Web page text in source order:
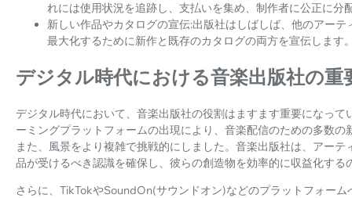
れには使用状況を追跡し、支払いを集め、制作者に公正に分
新しい作品やカタログの宣伝:出版社はしばしば、他のアー
最大化するために新作と既存のカタログの両方を宣伝します
デジタル時代における音楽出版社の重
デジタル時代において、音楽出版社の役割はますます重要になっ
ーミングプラットフォームの出現により、音楽配信のための多数
また、風景をより複雑で挑戦的にしました。音楽出版社は、アー
品が受けるべき認識を確保し、彼らの創造物を効率的に収益化する
さらに、TikTokやSoundOn(サウンドオン)などのプラットフォー